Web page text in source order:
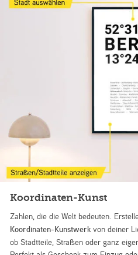
Koordinaten-Kunst
Zahlen, die die Welt bedeuten.
Koordinaten-Kunstwerk von deiner
ob Stadtteile, Straßen oder ganz